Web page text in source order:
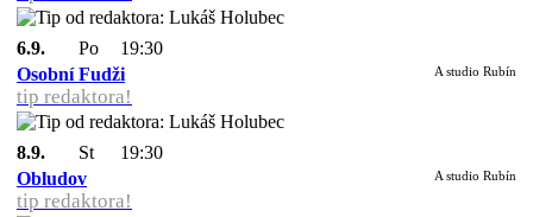
6.9. Po
19:30
Osobní Fudži
tip redaktora!
A studio Rubín
8.9. St
19:30
Obludov
tip redaktora!
A studio Rubín